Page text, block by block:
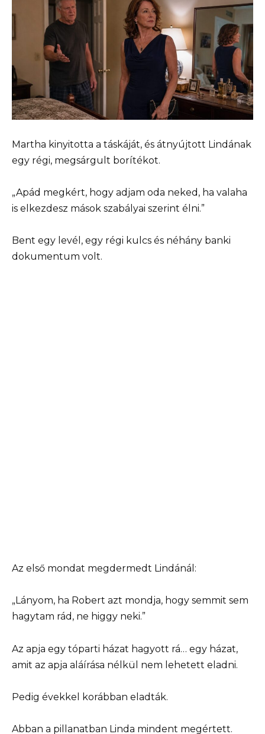
Martha kinyitotta a táskáját, és átnyújtott Lindának
egy régi, megsárgult borítékot.
„Apád megkért, hogy adjam oda neked, ha valaha
is elkezdesz mások szabályai szerint élni.”
Bent egy levél, egy régi kulcs és néhány banki
dokumentum volt.
Az első mondat megdermedt Lindánál:
„Lányom, ha Robert azt mondja, hogy semmit sem
hagytam rád, ne higgy neki.”
Az apja egy tóparti házat hagyott rá… egy házat,
amit az apja aláírása nélkül nem lehetett eladni.
Pedig évekkel korábban eladták.
Abban a pillanatban Linda mindent megértett.